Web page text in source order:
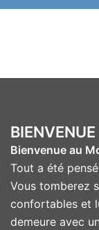
BIENVENUE
Bienvenue au
Tout a été
Vous tomberez
confortables et
demeure avec